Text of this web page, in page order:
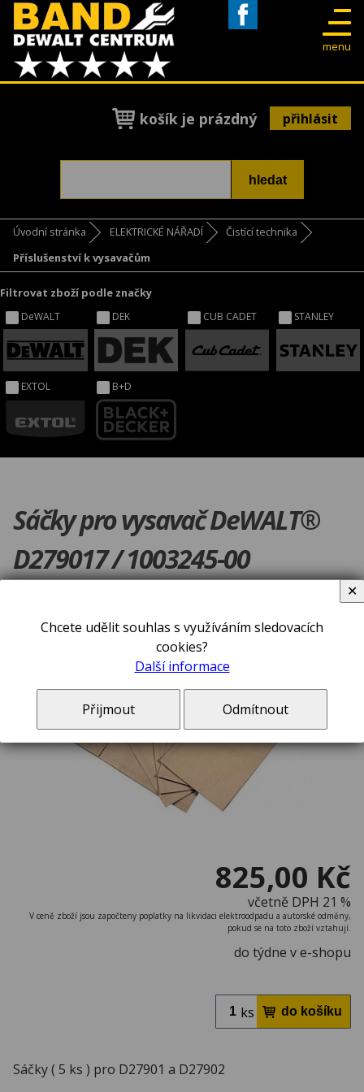
menu
košík je prázdný přihlásit
Úvodní stránka ELEKTRICKÉ NÁŘADÍ
Čistící technika
Příslušenství k vysavačům
Filtrovat zboží podle značky
DeWALT DEK CUB CADET STANLEY
EXTOL B+D
Sáčky pro vysavač DeWALT®
D279017 / 1003245-00
825,00 Kč
včetně DPH 21 %
V ceně zboží jsou započteny poplatky na likvidaci elektroodpadu a autorské odměny,
pokud se na toto zboží vztahují.
do týdne v e-shopu
ks
Sáčky ( 5 ks ) pro D27901 a D27902
Chcete udělit souhlas s využíváním sledovacích
cookies?
Další informace
Přijmout Odmítnout
✕